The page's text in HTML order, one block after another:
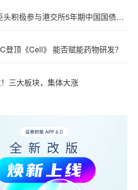
中外资巨头积极参与港交所5年期中国国债期货交易
登顶《Cell》 能否赋能药物研发？
三大板块，集体大涨